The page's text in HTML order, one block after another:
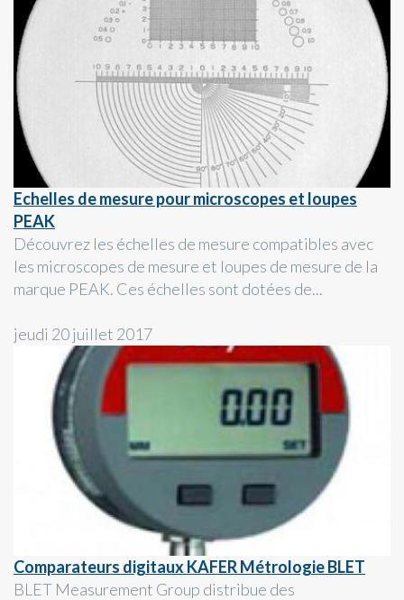
Echelles de mesure pour microscopes et loupes
PEAK
Découvrez les échelles de mesure compatibles avec
les microscopes de mesure et loupes de mesure de la
marque PEAK. Ces échelles sont dotées de...
jeudi 20 juillet 2017
Comparateurs digitaux KAFER Métrologie BLET
BLET Measurement Group distribue des